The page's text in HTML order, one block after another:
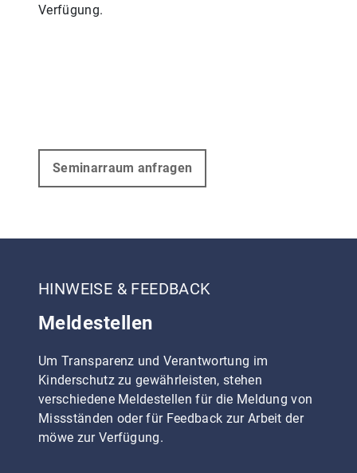
Verfügung.
Seminarraum anfragen
HINWEISE & FEEDBACK
Meldestellen
Um Transparenz und Verantwortung im
Kinderschutz zu gewährleisten, stehen
verschiedene Meldestellen für die Meldung von
Missständen oder für Feedback zur Arbeit der
möwe zur Verfügung.